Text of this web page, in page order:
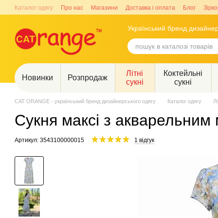
Перейти до основного контенту
Каталог одягу Про нас Магазини Доставка і оплата Блог
Український бренд
Новинки Розпродаж
Літні
сукні
Коктейльні
сукні
CAT ORANGE - український бренд дизайнерського одягу Каталог одягу
Сукня максі з
Артикул: 3543100000015 1 відгук